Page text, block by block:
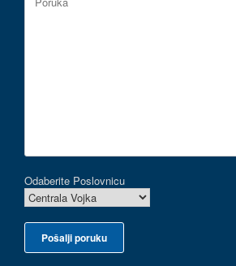
Odaberite Poslovnicu